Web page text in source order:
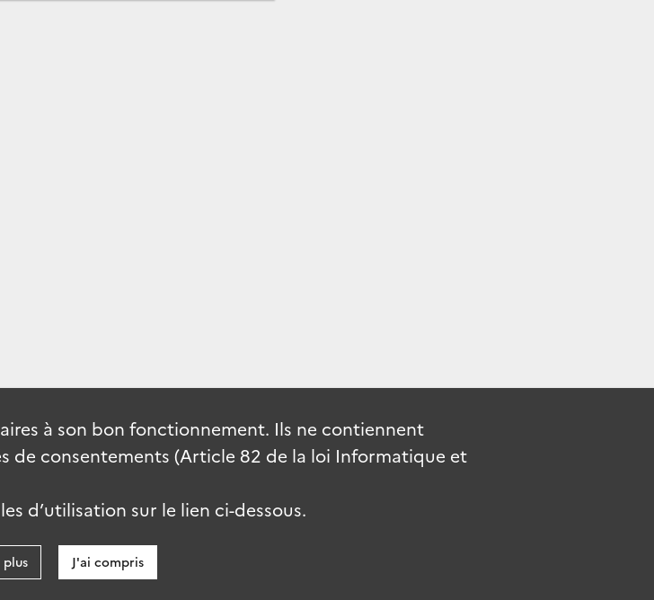
à son bon fonctionnement. Ils ne contiennent
de consentements (Article 82 de la loi Informatique et
d’utilisation sur le lien ci-dessous.
plus J'ai compris